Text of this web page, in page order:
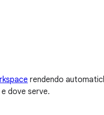
rendendo
dove serve.